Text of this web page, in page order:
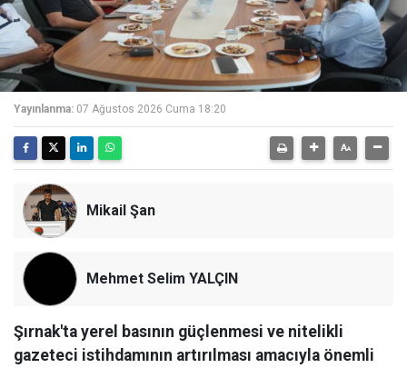
Yayınlanma: 07 Ağustos 2026 Cuma 18:20
Mikail Şan
Mehmet Selim YALÇIN
Şırnak'ta yerel basının güçlenmesi ve nitelikli
gazeteci istihdamının artırılması amacıyla önemli